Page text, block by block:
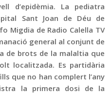
d’epidèmia. La pediatra
Sant Joan de Déu de
Migdia de Radio Calella TV
general al conjunt de
de brots de la malaltia que
localitzada. Es partidària
que no han complert l’any
la primera dosi de la